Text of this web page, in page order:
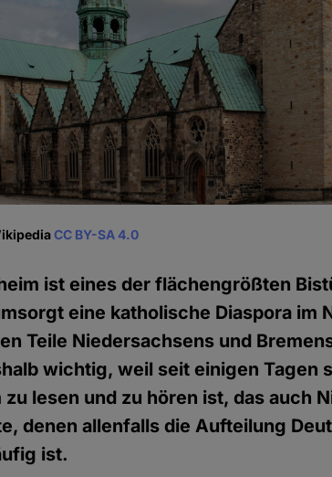
CC BY-SA 4.0
ist eines der flächengrößten
eine katholische Diaspora im
Teile Niedersachsens und
wichtig, weil seit einigen Tagen
lesen und zu hören ist, das auch
denen allenfalls die Aufteilung
ist.